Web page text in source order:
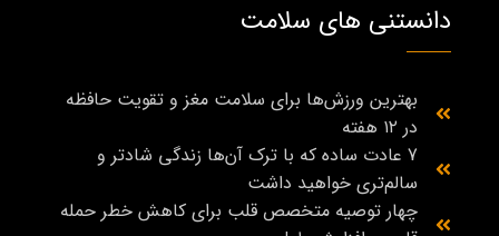
دانستنی های سلامت
بهترین ورزش‌ها برای سلامت مغز و تقویت حافظه
در ۱۲ هفته
7 عادت ساده که با ترک آن‌ها زندگی شادتر و
سالم‌تری خواهید داشت
چهار توصیه متخصص قلب برای کاهش خطر حمله